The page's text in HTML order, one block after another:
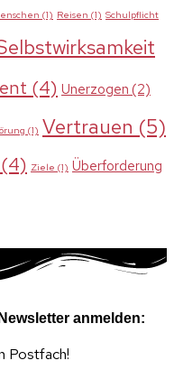
(1) Reisen (1) Schulpflicht
(4) Unerzogen (2)
(1) Vertrauen (5)
(4) Ziele (1) Überforderung
anmelden:
Postfach!